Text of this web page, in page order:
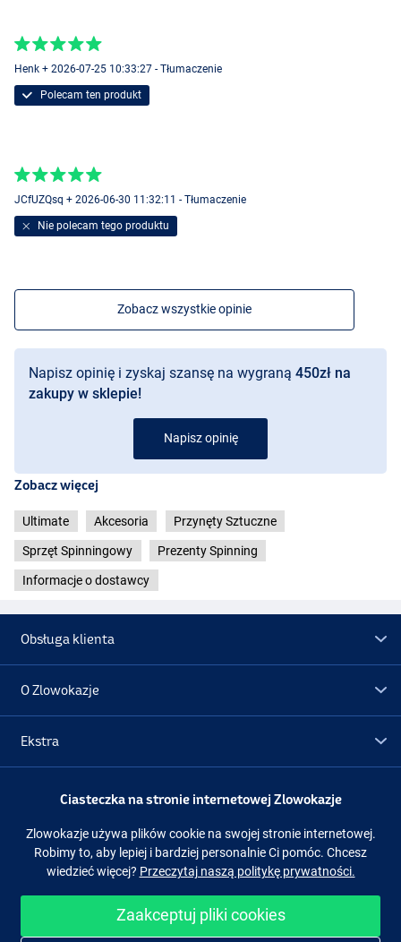
Henk + 2026-07-25 10:33:27 - Tłumaczenie
Polecam ten produkt
JCfUZQsq + 2026-06-30 11:32:11 - Tłumaczenie
Nie polecam tego produktu
Zobacz wszystkie opinie
Napisz opinię i zyskaj szansę na wygraną 450zł na
zakupy w sklepie!
Napisz opinię
Zobacz więcej
Ultimate Akcesoria Przynęty Sztuczne
Sprzęt Spinningowy Prezenty Spinning
Informacje o dostawcy
Obsługa klienta
O Zlowokazje
Ekstra
Promocje
Obserwuj nas Facebook Instagram
Ciasteczka na stronie internetowej Zlowokazje
Zlowokazje używa plików cookie na swojej stronie internetowej.
Robimy to, aby lepiej i bardziej personalnie Ci pomóc. Chcesz
wiedzieć więcej? Przeczytaj naszą politykę prywatności.
Zaakceptuj pliki cookies